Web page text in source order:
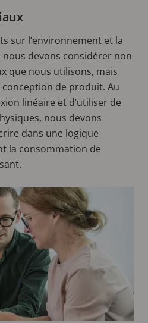
sur l’environnement et la
devons considérer non
que nous utilisons, mais
de produit. Au
linéaire et d’utiliser de
nous devons
dans une logique
la consommation de